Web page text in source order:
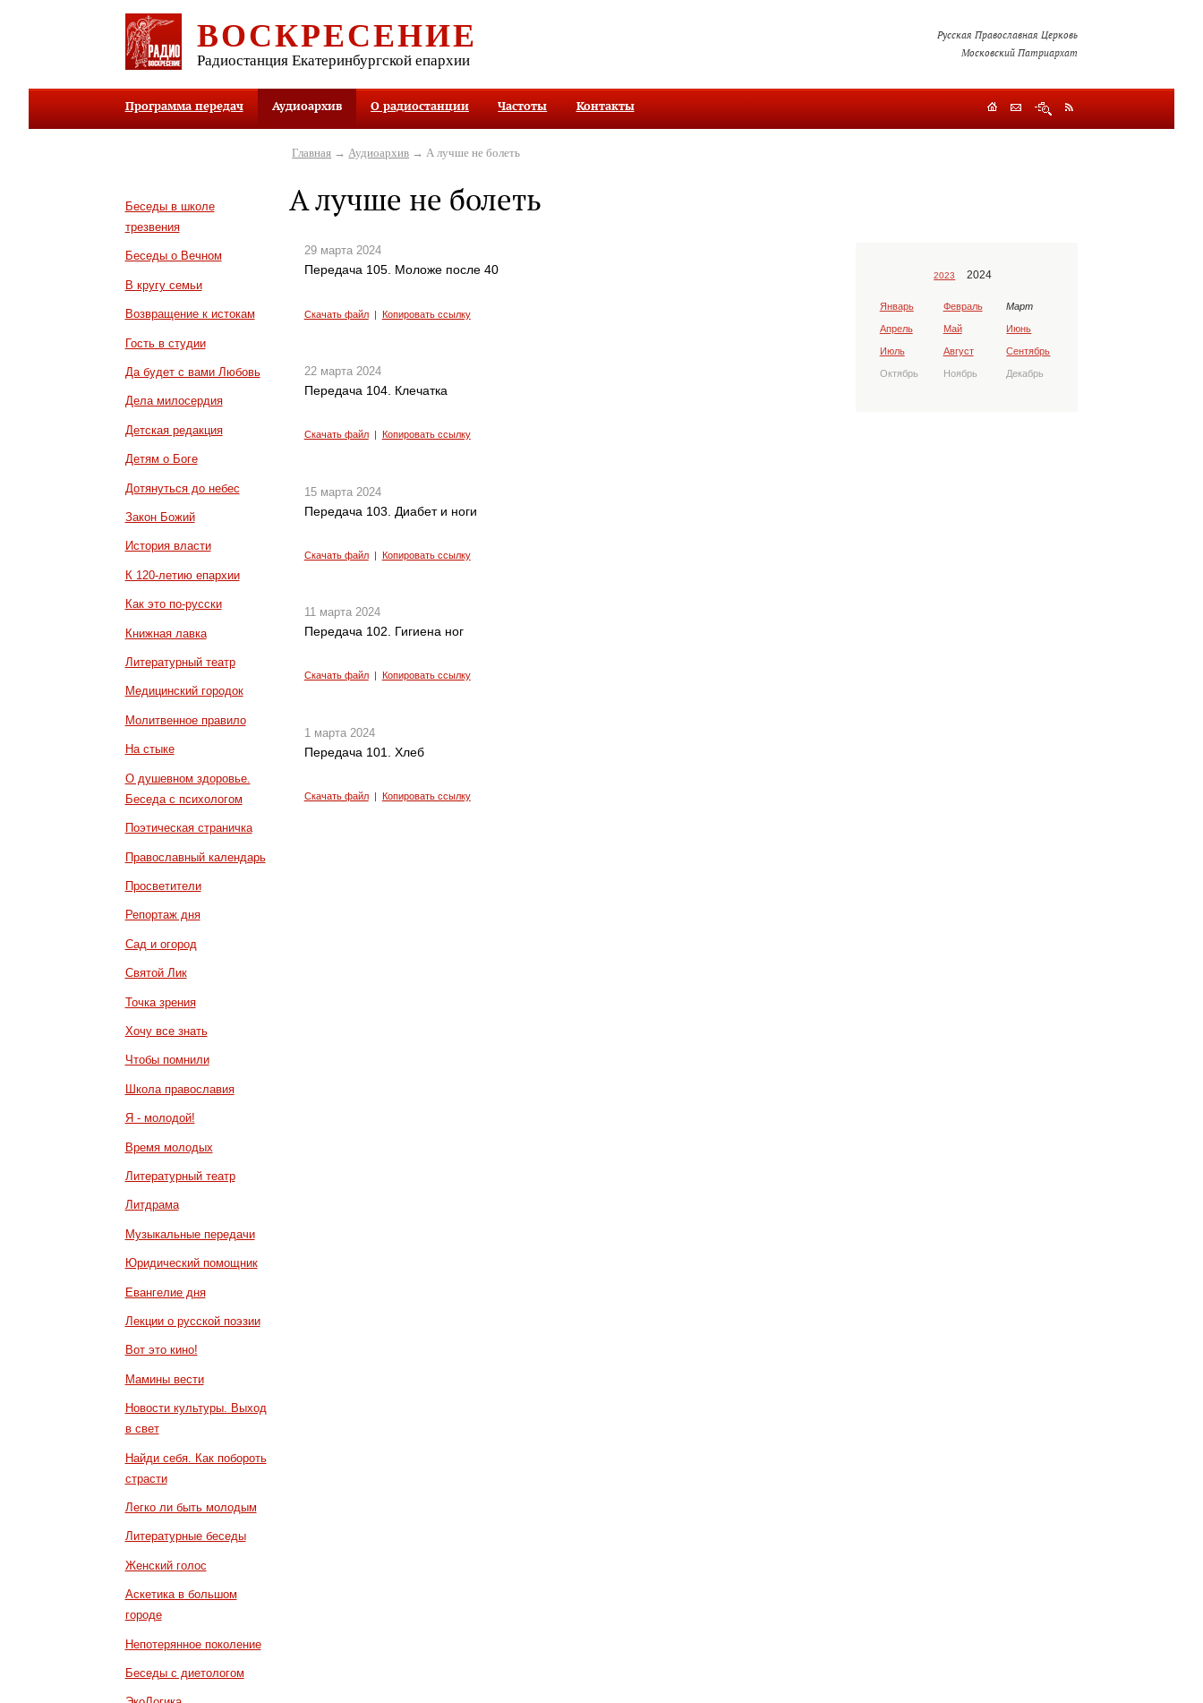
ВОСКРЕСЕНИЕ
Радиостанция Екатеринбургской епархии
Русская Православная Церковь
Московский Патриархат
Программа передач Аудиоархив О радиостанции Частоты Контакты
Беседы в школе
трезвения
Беседы о Вечном
В кругу семьи
Возвращение к истокам
Гость в студии
Да будет с вами Любовь
Дела милосердия
Детская редакция
Детям о Боге
Дотянуться до небес
Закон Божий
История власти
К 120-летию епархии
Как это по-русски
Книжная лавка
Литературный театр
Медицинский городок
Молитвенное правило
На стыке
О душевном здоровье.
Беседа с психологом
Поэтическая страничка
Православный календарь
Просветители
Репортаж дня
Сад и огород
Святой Лик
Точка зрения
Хочу все знать
Чтобы помнили
Школа православия
Я - молодой!
Время молодых
Литературный театр
Литдрама
Музыкальные передачи
Юридический помощник
Евангелие дня
Лекции о русской поэзии
Вот это кино!
Мамины вести
Новости культуры. Выход
в свет
Найди себя. Как побороть
страсти
Легко ли быть молодым
Литературные беседы
Женский голос
Аскетика в большом
городе
Непотерянное поколение
Беседы с диетологом
Главная → Аудиоархив → А лучше не болеть
А лучше не болеть
29 марта 2024
Передача 105. Моложе после 40
Скачать файл| Копировать ссылку
22 марта 2024
Передача 104. Клечатка
Скачать файл| Копировать ссылку
15 марта 2024
Передача 103. Диабет и ноги
Скачать файл| Копировать ссылку
11 марта 2024
Передача 102. Гигиена ног
Скачать файл| Копировать ссылку
1 марта 2024
Передача 101. Хлеб
Скачать файл| Копировать ссылку
2023 2024
Январь Февраль Март
Апрель Май Июнь
Июль Август Сентябрь
Октябрь Ноябрь Декабрь